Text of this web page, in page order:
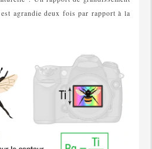
agrandie deux fois par rapport à la